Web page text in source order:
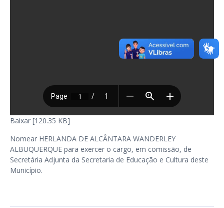
Baixar [120.35 KB]
Nomear HERLANDA DE ALCÂNTARA WANDERLEY
ALBUQUERQUE para exercer o cargo, em comissão, de
Secretária Adjunta da Secretaria de Educação e Cultura deste
Município.